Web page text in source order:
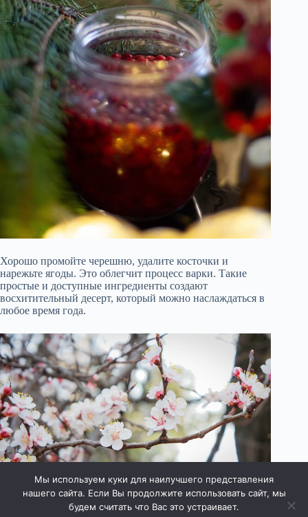
Хорошо промойте черешню, удалите косточки и
нарежьте ягоды. Это облегчит процесс варки. Такие
простые и доступные ингредиенты создают
восхитительный десерт, который можно наслаждаться в
любое время года.
Мы используем куки для наилучшего представления
нашего сайта. Если Вы продолжите использовать сайт, мы
будем считать что Вас это устраивает.